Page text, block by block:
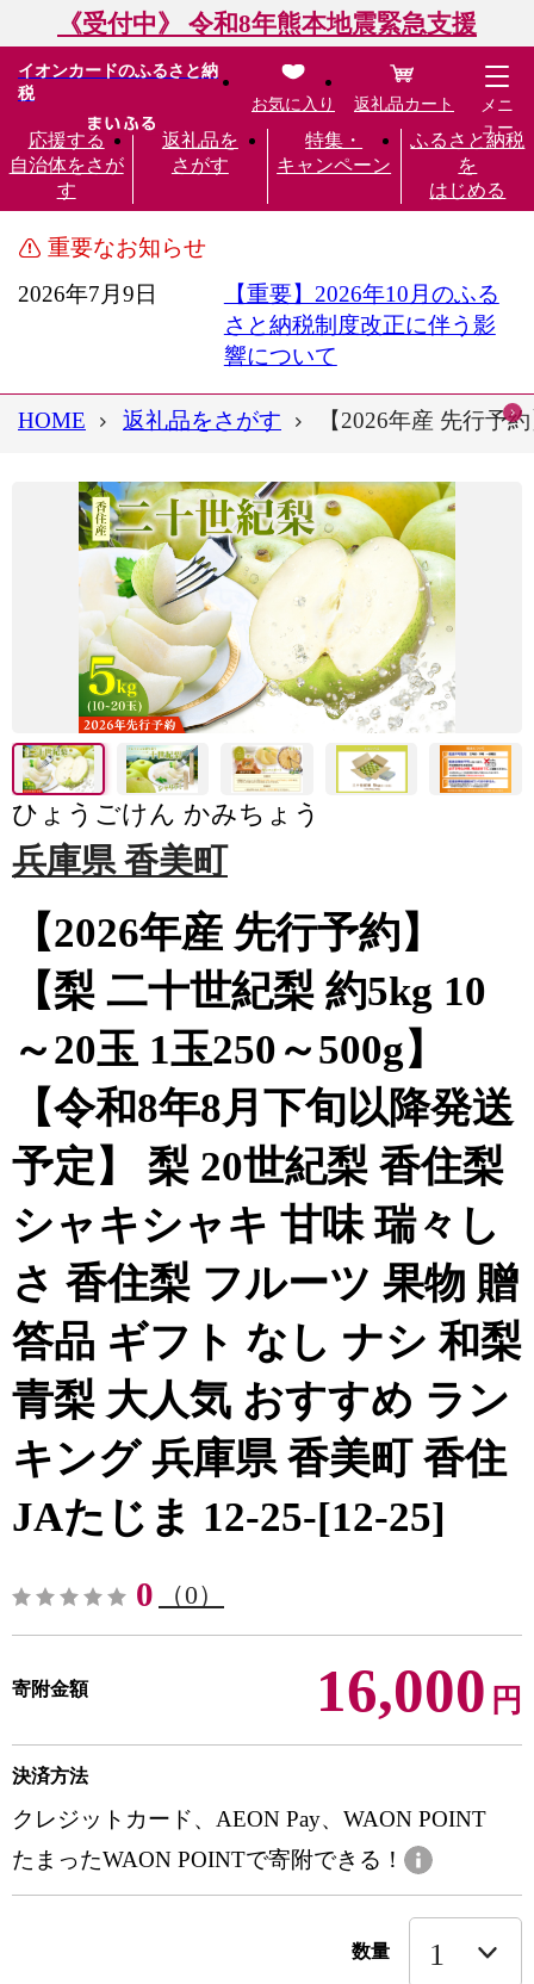
《受付中》 令和8年熊本地震緊急支援
イオンカードのふるさと納
税
応援する
自治体をさが
す
返礼品を
さがす
特集・
キャンペーン
ふるさと納税
を
はじめる
お気に入り 返礼品カート
メニ
ュー
重要なお知らせ
2026年7月9日
【重要】2026年10月のふる
さと納税制度改正に伴う影
響について
HOME 返礼品をさがす 【2026年産 先行予
ひょうごけん かみちょう
兵庫県 香美町
【2026年産 先行予約】
【梨 二十世紀梨 約5kg 10
～20玉 1玉250～500g】
【令和8年8月下旬以降発送
予定】 梨 20世紀梨 香住梨
シャキシャキ 甘味 瑞々し
さ 香住梨 フルーツ 果物 贈
答品 ギフト なし ナシ 和梨
青梨 大人気 おすすめ ラン
キング 兵庫県 香美町 香住
JAたじま 12-25-[12-25]
0 （0）
寄附金額 16,000 円
決済方法
クレジットカード、AEON Pay、WAON POINT
たまったWAON POINTで寄附できる！
数量